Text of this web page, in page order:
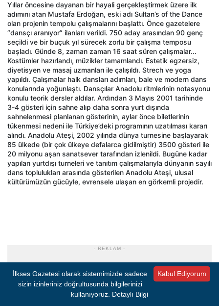
Yıllar öncesine dayanan bir hayali gerçekleştirmek üzere ilk
adımını atan Mustafa Erdoğan, eski adı Sultan’s of the Dance
olan projenin tempolu çalışmalarını başlattı. Önce gazetelere
“dansçı aranıyor” ilanları verildi. 750 aday arasından 90 genç
seçildi ve bir buçuk yıl sürecek zorlu bir çalışma temposu
başladı. Günde 8, zaman zaman 16 saat süren çalışmalar...
Kostümler hazırlandı, müzikler tamamlandı. Estetik egzersiz,
diyetisyen ve masaj uzmanları ile çalışıldı. Strech ve yoga
yapıldı. Çalışmalar halk dansları adımları, bale ve modern dans
konularında yoğunlaştı. Dansçılar Anadolu ritmlerinin notasyonu
konulu teorik dersler aldılar. Ardından 3 Mayıs 2001 tarihinde
3-4 gösteri için sahne alıp daha sonra yurt dışında
sahnelenmesi planlanan gösterinin, aylar önce biletlerinin
tükenmesi nedeni ile Türkiye’deki programının uzatılması kararı
alındı. Anadolu Ateşi, 2002 yılında dünya turnesine başlayarak
85 ülkede (bir çok ülkeye defalarca gidilmiştir) 3500 gösteri ile
20 milyonu aşan sanatsever tarafından izlenildi. Bugüne kadar
yapılan yurtdışı turneleri ve tanıtım çalışmalarıyla dünyanın sayılı
dans toplulukları arasında gösterilen Anadolu Ateşi, ulusal
kültürümüzün gücüyle, evrensele ulaşan en görkemli projedir.
- REKLAM -
Kabul Ediyorum
İlkses Gazetesi olarak sistemimizde sadece
sizin izinleriniz doğrultusunda bilgilerinizi
kullanıyoruz. Detaylı Bilgi